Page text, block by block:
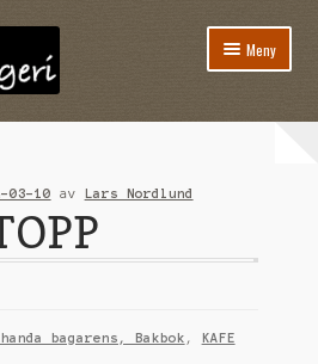
Meny
03-10 av Lars Nordlund
bagarens, Bakbok , KAFE